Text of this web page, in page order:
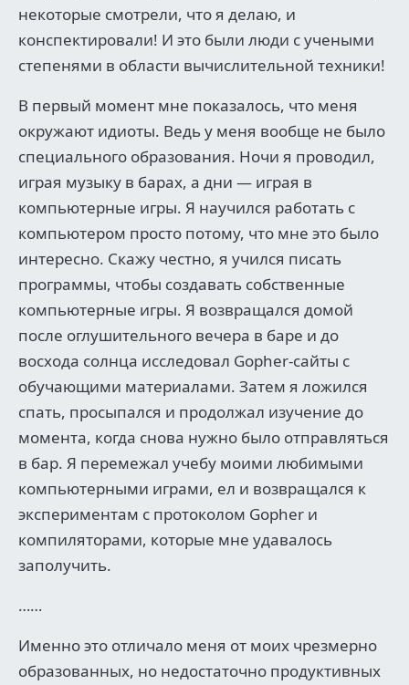
некоторые смотрели, что я делаю, и
конспектировали! И это были люди с учеными
степенями в области вычислительной техники!
В первый момент мне показалось, что меня
окружают идиоты. Ведь у меня вообще не было
специального образования. Ночи я проводил,
играя музыку в барах, а дни — играя в
компьютерные игры. Я научился работать с
компьютером просто потому, что мне это было
интересно. Скажу честно, я учился писать
программы, чтобы создавать собственные
компьютерные игры. Я возвращался домой
после оглушительного вечера в баре и до
восхода солнца исследовал Gopher-сайты с
обучающими материалами. Затем я ложился
спать, просыпался и продолжал изучение до
момента, когда снова нужно было отправляться
в бар. Я перемежал учебу моими любимыми
компьютерными играми, ел и возвращался к
экспериментам с протоколом Gopher и
компиляторами, которые мне удавалось
заполучить.
……
Именно это отличало меня от моих чрезмерно
образованных, но недостаточно продуктивных